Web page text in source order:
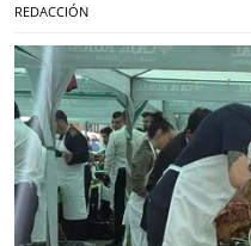
REDACCIÓN